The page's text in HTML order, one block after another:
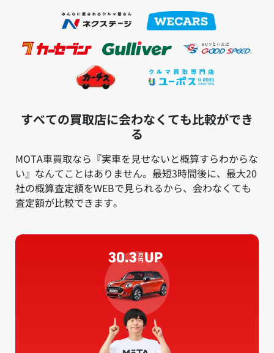
すべての買取店に会わなくても比較ができ
る
MOTA車買取なら『実車を見せないと概算すらわからな
い』なんてことはありません。最短3時間後に、最大20
社の概算査定額をWEBで見られるから、会わなくても
査定額が比較できます。